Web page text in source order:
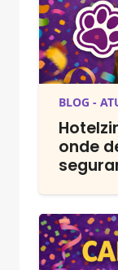
BLOG -
onde